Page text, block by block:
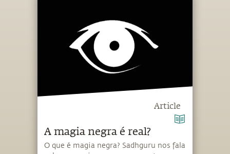
Article
A magia negra é real?
O que é magia negra? Sadhguru nos fala